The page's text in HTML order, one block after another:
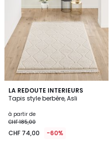
LA REDOUTE INTERIEURS
Tapis style berbère, Asli
à partir de
CHF 185,00
CHF 74,00 -60%
3,7
/ 5